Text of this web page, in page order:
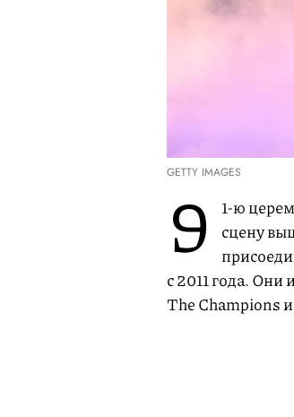
GETTY IMAGES
9
1-ю
сцену
с 2011 года.
The Champions